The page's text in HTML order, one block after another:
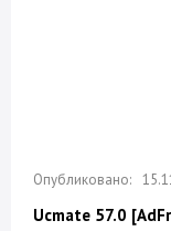
Ucmate 57.0